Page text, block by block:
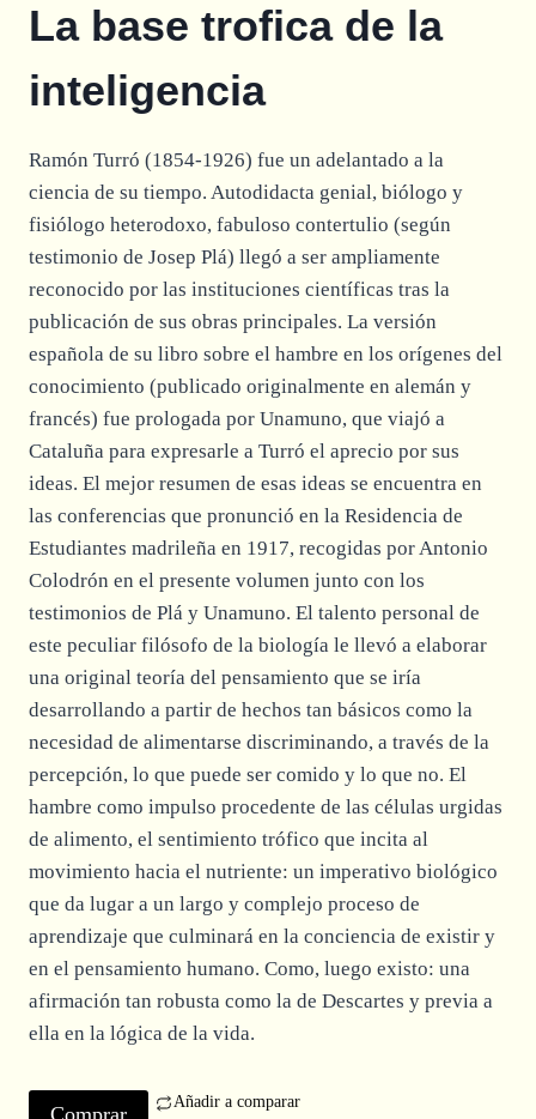
La base trofica de la
inteligencia
Ramón Turró (1854-1926) fue un adelantado a la
ciencia de su tiempo. Autodidacta genial, biólogo y
fisiólogo heterodoxo, fabuloso contertulio (según
testimonio de Josep Plá) llegó a ser ampliamente
reconocido por las instituciones científicas tras la
publicación de sus obras principales. La versión
española de su libro sobre el hambre en los orígenes del
conocimiento (publicado originalmente en alemán y
francés) fue prologada por Unamuno, que viajó a
Cataluña para expresarle a Turró el aprecio por sus
ideas. El mejor resumen de esas ideas se encuentra en
las conferencias que pronunció en la Residencia de
Estudiantes madrileña en 1917, recogidas por Antonio
Colodrón en el presente volumen junto con los
testimonios de Plá y Unamuno. El talento personal de
este peculiar filósofo de la biología le llevó a elaborar
una original teoría del pensamiento que se iría
desarrollando a partir de hechos tan básicos como la
necesidad de alimentarse discriminando, a través de la
percepción, lo que puede ser comido y lo que no. El
hambre como impulso procedente de las células urgidas
de alimento, el sentimiento trófico que incita al
movimiento hacia el nutriente: un imperativo biológico
que da lugar a un largo y complejo proceso de
aprendizaje que culminará en la conciencia de existir y
en el pensamiento humano. Como, luego existo: una
afirmación tan robusta como la de Descartes y previa a
ella en la lógica de la vida.
Añadir a comparar